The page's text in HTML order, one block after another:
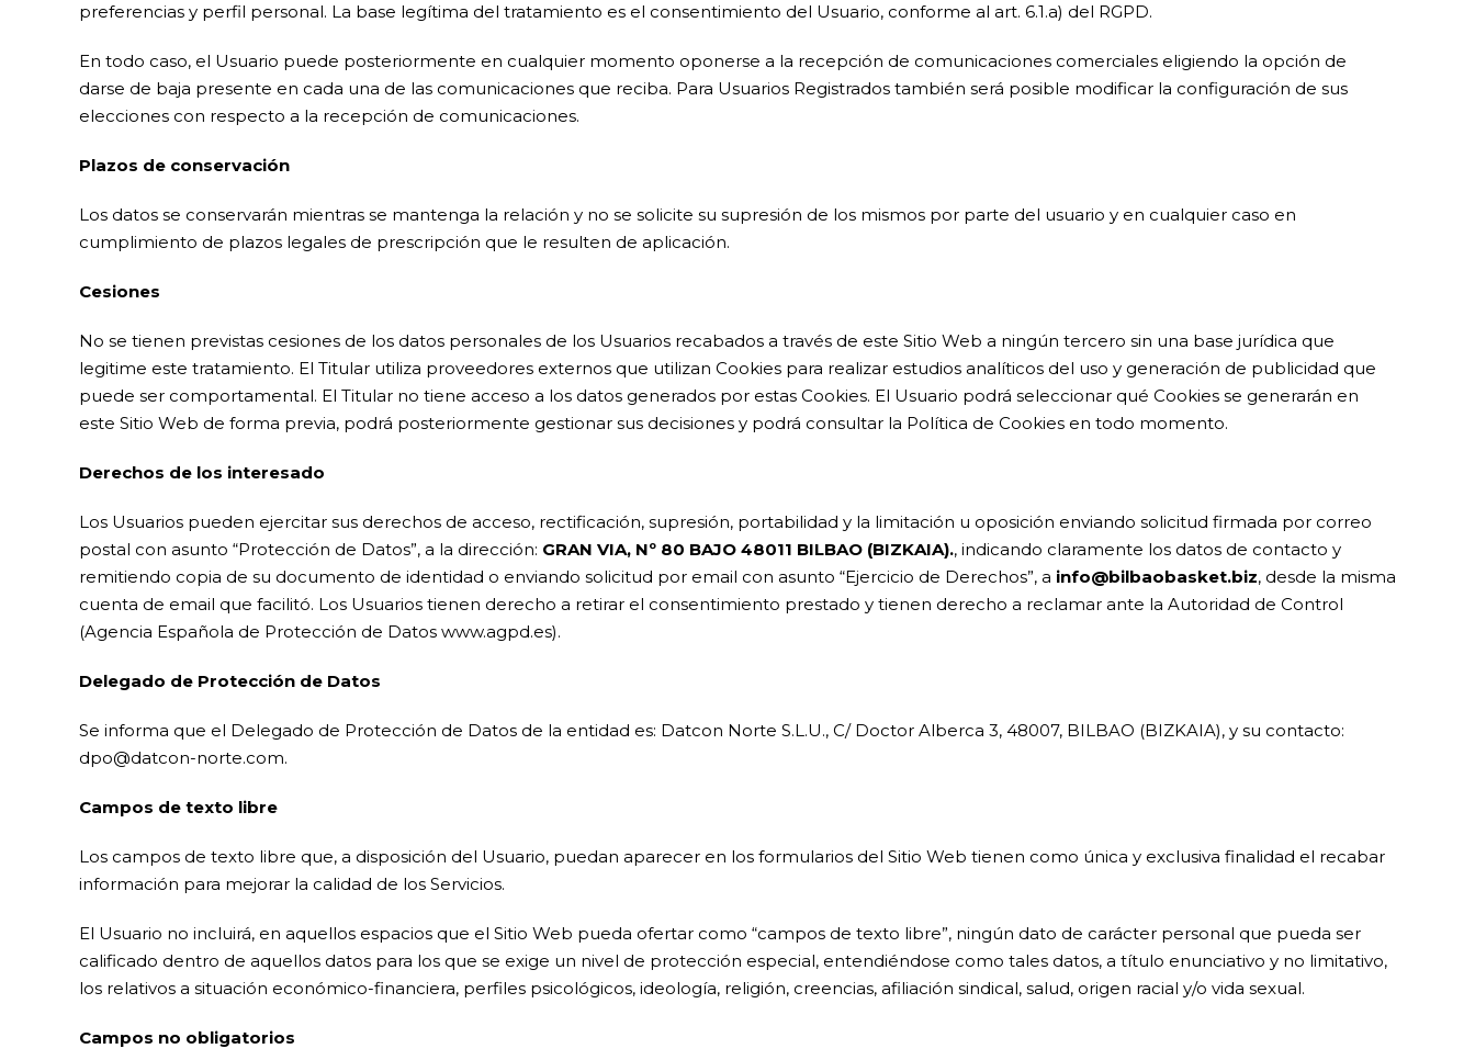
preferencias y perfil personal. La base legítima del tratamiento es el consentimiento del Usuario, conforme al art. 6.1.a) del RGPD.
En todo caso, el Usuario puede posteriormente en cualquier momento oponerse a la recepción de comunicaciones comerciales eligiendo la opción de
darse de baja presente en cada una de las comunicaciones que reciba. Para Usuarios Registrados también será posible modificar la configuración de sus
elecciones con respecto a la recepción de comunicaciones.
Plazos de conservación
Los datos se conservarán mientras se mantenga la relación y no se solicite su supresión de los mismos por parte del usuario y en cualquier caso en
cumplimiento de plazos legales de prescripción que le resulten de aplicación.
Cesiones
No se tienen previstas cesiones de los datos personales de los Usuarios recabados a través de este Sitio Web a ningún tercero sin una base jurídica que
legitime este tratamiento. El Titular utiliza proveedores externos que utilizan Cookies para realizar estudios analíticos del uso y generación de publicidad que
puede ser comportamental. El Titular no tiene acceso a los datos generados por estas Cookies. El Usuario podrá seleccionar qué Cookies se generarán en
este Sitio Web de forma previa, podrá posteriormente gestionar sus decisiones y podrá consultar la Política de Cookies en todo momento.
Derechos de los interesado
Los Usuarios pueden ejercitar sus derechos de acceso, rectificación, supresión, portabilidad y la limitación u oposición enviando solicitud firmada por correo
postal con asunto “Protección de Datos”, a la dirección: GRAN VIA, Nº 80 BAJO 48011 BILBAO (BIZKAIA)., indicando claramente los datos de contacto y
remitiendo copia de su documento de identidad o enviando solicitud por email con asunto “Ejercicio de Derechos”, a info@bilbaobasket.biz, desde la misma
cuenta de email que facilitó. Los Usuarios tienen derecho a retirar el consentimiento prestado y tienen derecho a reclamar ante la Autoridad de Control
(Agencia Española de Protección de Datos www.agpd.es).
Delegado de Protección de Datos
Se informa que el Delegado de Protección de Datos de la entidad es: Datcon Norte S.L.U., C/ Doctor Alberca 3, 48007, BILBAO (BIZKAIA), y su contacto:
dpo@datcon-norte.com.
Campos de texto libre
Los campos de texto libre que, a disposición del Usuario, puedan aparecer en los formularios del Sitio Web tienen como única y exclusiva finalidad el recabar
información para mejorar la calidad de los Servicios.
El Usuario no incluirá, en aquellos espacios que el Sitio Web pueda ofertar como “campos de texto libre”, ningún dato de carácter personal que pueda ser
calificado dentro de aquellos datos para los que se exige un nivel de protección especial, entendiéndose como tales datos, a título enunciativo y no limitativo,
los relativos a situación económico-financiera, perfiles psicológicos, ideología, religión, creencias, afiliación sindical, salud, origen racial y/o vida sexual.
Campos no obligatorios